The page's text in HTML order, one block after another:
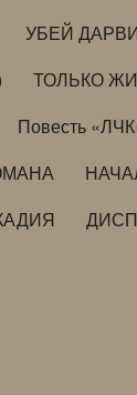
УБЕЙ
ТОЛЬКО
Повесть